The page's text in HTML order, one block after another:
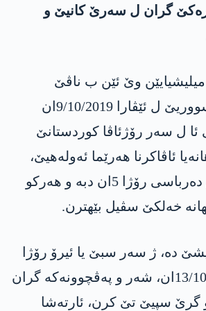
گران ل سه‌رێ كانیێ و
وێ ئێن ب ناڤێ
ئارته‌شا ئازاد ئا سووریێ ل ئێڤارا 9/10/2019ان
ئا ل سه‌ر رۆژئاڤا كوردستانێ
ئاڤاكرنا هه‌رێما ئه‌وله‌هیێ،
ئیرۆ ئه‌ڤ ئێریش ده‌رباسی رۆژا 5ان دبه‌ و هه‌ركو
خه‌لكێ سڤیل بێهترن.
ئا ئێریشێ ده‌، ژ سه‌ر سبێ یا ئیرۆ رۆژا
یه‌كشه‌می 13/10/2019ان، شه‌ر و په‌ڤچوونه‌كه‌ گران
سپیێ تێ كرن، ئارته‌شا